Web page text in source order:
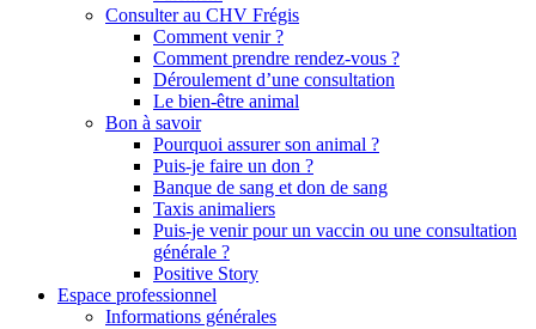
Consulter au CHV Frégis
Comment venir ?
Comment prendre rendez-vous ?
Déroulement d’une consultation
Le bien-être animal
Bon à savoir
Pourquoi assurer son animal ?
Puis-je faire un don ?
Banque de sang et don de sang
Taxis animaliers
Puis-je venir pour un vaccin ou une consultation
générale ?
Positive Story
Espace professionnel
Informations générales